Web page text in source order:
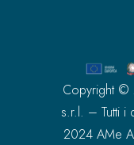
Copyright ©
s.r.l. – Tutti i
2024 AMe